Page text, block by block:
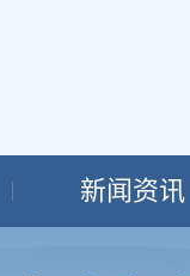
新闻资讯